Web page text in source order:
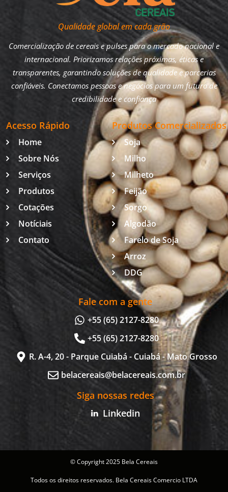
Qualidade global em cada grão
Comercialização de cereais e pulses para o mercado nacional e
internacional. Priorizamos relações próximas, éticas e
transparentes, garantindo soluções de qualidade e parcerias
confiáveis. Conectamos pessoas e negócios para um futuro de
credibilidade e confiança
Acesso Rápido
Home
Sobre Nós
Serviços
Produtos
Cotações
Notíciais
Contato
Produtos Comercializados
Soja
Milho
Milheto
Feijão
Sorgo
Algodão
Farelo de Soja
Arroz
DDG
Fale com a gente
+55 (65) 2127-8280
+55 (65) 2127-8280
R. A-4, 20 - Parque Cuiabá - Cuiabá - Mato Grosso
belacereais@belacereais.com.br
Siga nossas redes
Linkedin
© Copyright 2025 Bela Cereais
Todos os direitos reservados. Bela Cereais Comercio LTDA